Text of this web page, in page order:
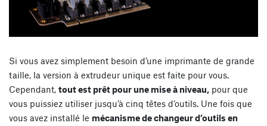
Si vous avez simplement besoin d’une imprimante de grande
taille, la version à extrudeur unique est faite pour vous.
Cependant, tout est prêt pour une mise à niveau, pour que
vous puissiez utiliser jusqu’à cinq têtes d’outils. Une fois que
vous avez installé le mécanisme de changeur d’outils en